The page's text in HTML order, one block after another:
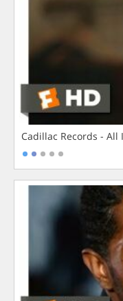
Cadillac Records - All